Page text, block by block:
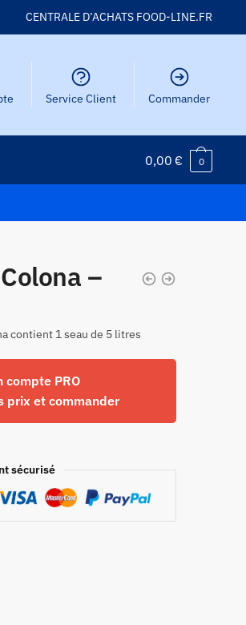
CENTRALE D’ACHATS FOOD-LINE.FR
Service Client Commander
0,00 € 0
–
contient 1 seau de 5 litres
compte PRO
prix et commander
sécurisé